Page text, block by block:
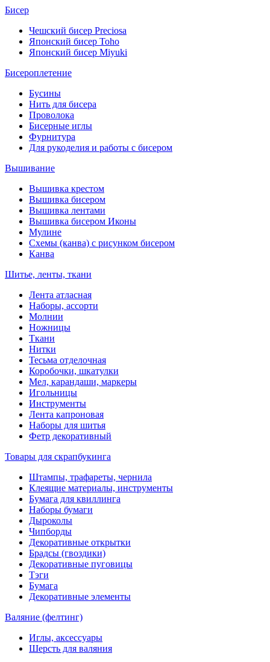
Бисер
Чешский бисер Preciosa
Японский бисер Toho
Японский бисер Miyuki
Бисероплетение
Бусины
Нить для бисера
Проволока
Бисерные иглы
Фурнитура
Для рукоделия и работы с бисером
Вышивание
Вышивка крестом
Вышивка бисером
Вышивка лентами
Вышивка бисером Иконы
Мулине
Схемы (канва) с рисунком бисером
Канва
Шитье, ленты, ткани
Лента атласная
Наборы, ассорти
Молнии
Ножницы
Ткани
Нитки
Тесьма отделочная
Коробочки, шкатулки
Мел, карандаши, маркеры
Игольницы
Инструменты
Лента капроновая
Наборы для шитья
Фетр декоративный
Товары для скрапбукинга
Штампы, трафареты, чернила
Клеящие материалы, инструменты
Бумага для квиллинга
Наборы бумаги
Дыроколы
Чипборды
Декоративные открытки
Брадсы (гвоздики)
Декоративные пуговицы
Тэги
Бумага
Декоративные элементы
Валяние (фелтинг)
Иглы, аксессуары
Шерсть для валяния